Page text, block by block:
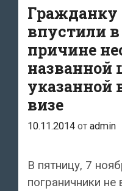
впустили
причине
названной
указанной
визе
10.11.2014 от admin
В пятницу, 7
пограничники